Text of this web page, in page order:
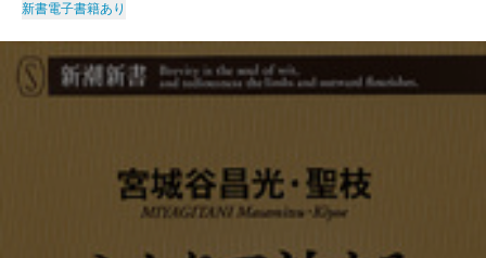
新書電子書籍あり